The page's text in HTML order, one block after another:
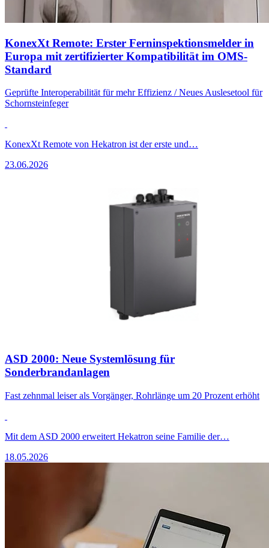
KonexXt Remote: Erster Ferninspektionsmelder in
Europa mit zertifizierter Kompatibilität im OMS-
Standard
Geprüfte Interoperabilität für mehr Effizienz / Neues Auslesetool für
Schornsteinfeger
KonexXt Remote von Hekatron ist der erste und…
23.06.2026
ASD 2000: Neue Systemlösung für
Sonderbrandanlagen
Fast zehnmal leiser als Vorgänger, Rohrlänge um 20 Prozent erhöht
Mit dem ASD 2000 erweitert Hekatron seine Familie der…
18.05.2026